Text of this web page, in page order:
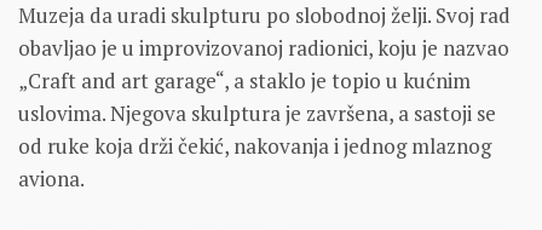
Muzeja da uradi skulpturu po slobodnoj želji. Svoj rad
obavljao je u improvizovanoj radionici, koju je nazvao
„Craft and art garage“, a staklo je topio u kućnim
uslovima. Njegova skulptura je završena, a sastoji se
od ruke koja drži čekić, nakovanja i jednog mlaznog
aviona.